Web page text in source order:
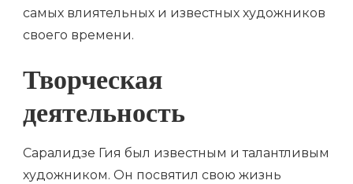
самых влиятельных и известных художников
своего времени.
Творческая
деятельность
Саралидзе Гия был известным и талантливым
художником. Он посвятил свою жизнь